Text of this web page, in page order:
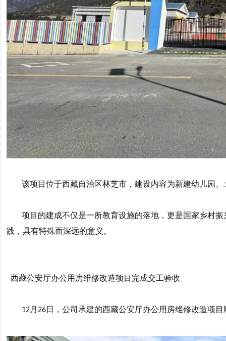
该项目位于西藏自治区林芝市，建设内容为新建幼儿园
项目的建成不仅是一所教育设施的落地，更是国家乡村
践，具有特殊而深远的意义。
西藏公安厅办公用房维修改造项目完成交工验收
12月 26日，公司承建的西藏公安厅办公用房维修改造项